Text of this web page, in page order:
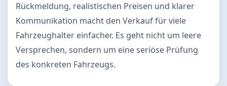
Rückmeldung, realistischen Preisen und klarer
Kommunikation macht den Verkauf für viele
Fahrzeughalter einfacher. Es geht nicht um leere
Versprechen, sondern um eine seriöse Prüfung
des konkreten Fahrzeugs.